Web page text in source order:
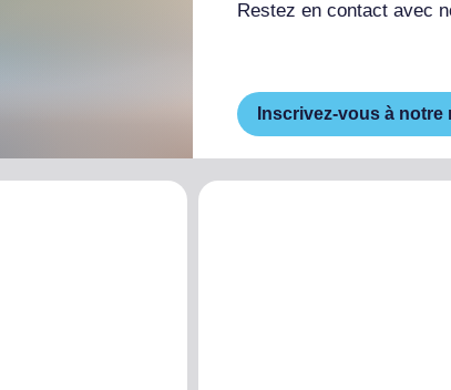
Restez en contact avec
Inscrivez-vous à notre